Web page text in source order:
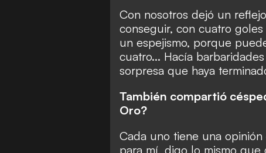
Con nosotros dejó un
conseguir, con cuatro
un espejismo, porque
cuatro... Hacía
sorpresa que haya
También compartió
Oro?
Cada uno tiene una
para mí, digo lo mismo